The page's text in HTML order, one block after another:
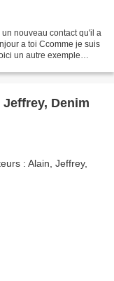
nouveau contact qu'il a
a toi Ccomme je suis
un autre exemple
Denim